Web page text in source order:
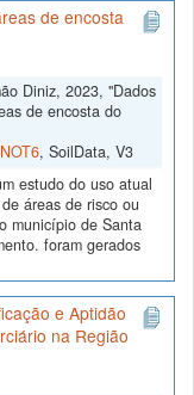
de encosta
Diniz, 2023, "Dados
de encosta do
, SoilData, V3
estudo do uso atual
áreas de risco ou
município de Santa
foram gerados
e Aptidão
na Região